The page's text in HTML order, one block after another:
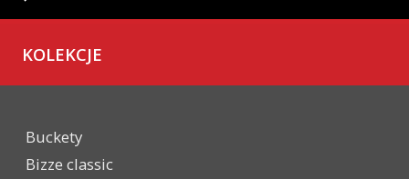
KOLEKCJE
Buckety
Bizze classic